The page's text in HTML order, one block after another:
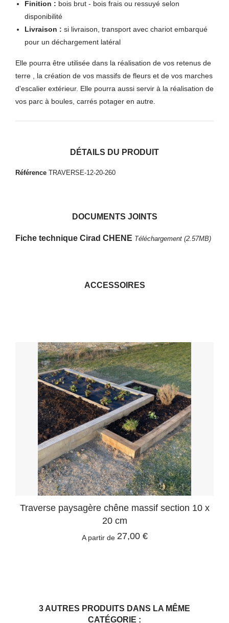
Finition : bois brut - bois frais ou ressuyé selon
disponibilité
Livraison : si livraison, transport avec chariot embarqué
pour un déchargement latéral
Elle pourra être utilisée dans la réalisation de vos retenus de
terre , la création de vos massifs de fleurs et de vos marches
d'escalier extérieur. Elle pourra aussi servir à la réalisation de
vos parc à boules, carrés potager en autre.
DÉTAILS DU PRODUIT
Référence TRAVERSE-12-20-260
DOCUMENTS JOINTS
Fiche technique Cirad CHENE Téléchargement (2.57MB)
ACCESSOIRES
Traverse paysagère chêne massif section 10 x
20 cm
A partir de 27,00 €
3 AUTRES PRODUITS DANS LA MÊME
CATÉGORIE :